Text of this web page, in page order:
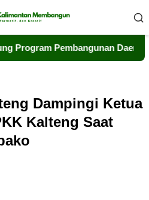
Pembangunan Daerah
Dampingi Ketua
Kalteng Saat